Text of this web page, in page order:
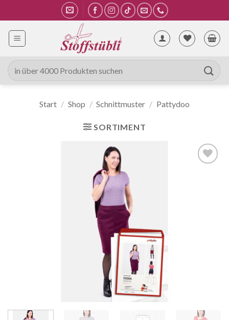
Inhalt
springen
Suche
nach:
Start / Shop / Schnittmuster / Pattydoo
SORTIMENT